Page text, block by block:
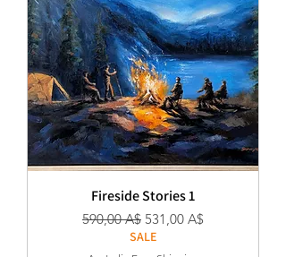
Fireside Stories 1
Κανονική τιμή
590,00 A$ Τιμή Έκπτωσης
531,00 A$
SALE